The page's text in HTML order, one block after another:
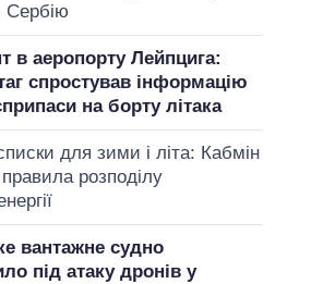
Сербію
в аеропорту Лейпцига:
спростував інформацію
на борту літака
для зими і літа: Кабмін
розподілу
вантажне судно
під атаку дронів у